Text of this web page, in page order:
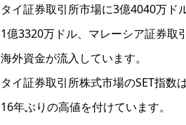
タイ証券取引所市場に3億4040万ド
1億3320万ドル、マレーシア証券取
海外資金が流入しています。
タイ証券取引所株式市場のSET指数
16年ぶりの高値を付けています。